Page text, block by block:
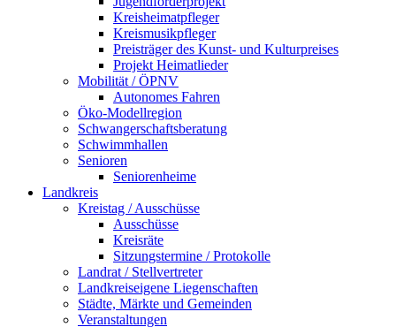
Kreisheimatpfleger
Kreismusikpfleger
Preisträger des Kunst- und Kulturpreises
Projekt Heimatlieder
Mobilität / ÖPNV
Autonomes Fahren
Öko-Modellregion
Schwangerschaftsberatung
Schwimmhallen
Senioren
Seniorenheime
Landkreis
Kreistag / Ausschüsse
Ausschüsse
Kreisräte
Sitzungstermine / Protokolle
Landrat / Stellvertreter
Landkreiseigene Liegenschaften
Städte, Märkte und Gemeinden
Veranstaltungen